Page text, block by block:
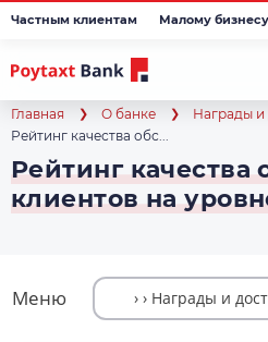
Частным клиентам Малому бизнесу
Главная О банке Награды
Рейтинг качества обс...
Рейтинг качества
клиентов на
Меню